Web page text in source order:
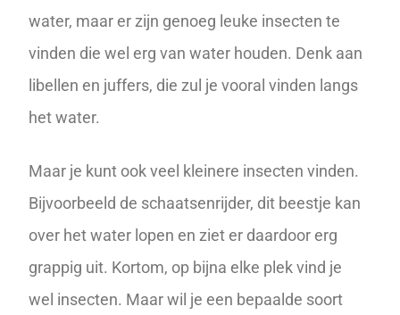
water, maar er zijn genoeg leuke insecten te
vinden die wel erg van water houden. Denk aan
libellen en juffers, die zul je vooral vinden langs
het water.
Maar je kunt ook veel kleinere insecten vinden.
Bijvoorbeeld de schaatsenrijder, dit beestje kan
over het water lopen en ziet er daardoor erg
grappig uit. Kortom, op bijna elke plek vind je
wel insecten. Maar wil je een bepaalde soort